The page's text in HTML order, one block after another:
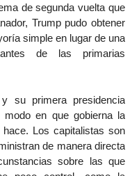
de segunda vuelta que
Trump pudo obtener
simple en lugar de una
de las primarias
su primera presidencia
en que gobierna la
Los capitalistas son
de manera directa
sobre las que